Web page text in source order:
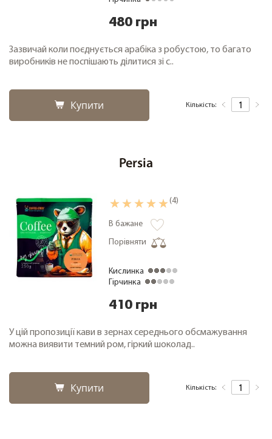
480 грн
Зазвичай коли поєднується арабіка з робустою, то багато
виробників не поспішають ділитися зі с..
Купити Кількість:
Persia
(4)
В бажане
Порівняти
Кислинка
Гірчинка
410 грн
У цій пропозиції кави в зернах середнього обсмажування
можна виявити темний ром, гіркий шоколад..
Купити Кількість: